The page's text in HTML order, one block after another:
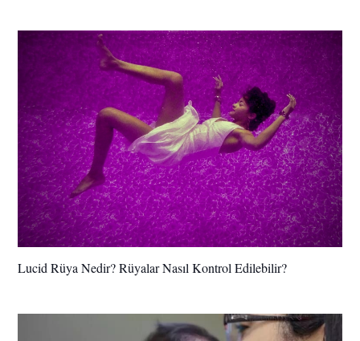
Lucid Rüya Nedir? Rüyalar Nasıl Kontrol Edilebilir?